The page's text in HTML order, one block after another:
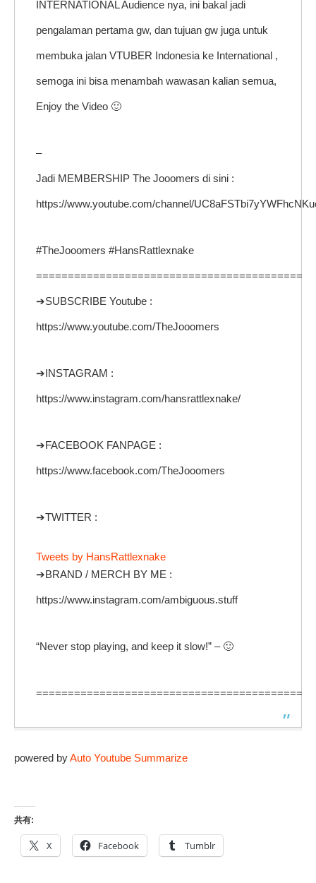
INTERNATIONAL Audience nya, ini bakal jadi
pengalaman pertama gw, dan tujuan gw juga untuk
membuka jalan VTUBER Indonesia ke International ,
semoga ini bisa menambah wawasan kalian semua,
Enjoy the Video 🙂
–
Jadi MEMBERSHIP The Jooomers di sini :
https://www.youtube.com/channel/
#TheJooomers #HansRattlexnake
==========================================
➔SUBSCRIBE Youtube :
https://www.youtube.com/TheJooomers
➔INSTAGRAM :
https://www.instagram.com/hansrattlexnake/
➔FACEBOOK FANPAGE :
https://www.facebook.com/TheJooomers
➔TWITTER :
Tweets by HansRattlexnake
➔BRAND / MERCH BY ME :
https://www.instagram.com/ambiguous.stuff
“Never stop playing, and keep it slow!” – 🙂
==========================================
powered byAuto Youtube Summarize
共有:
X Facebook Tumblr